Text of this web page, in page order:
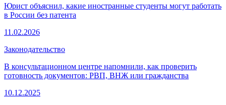
Юрист объяснил, какие иностранные студенты могут работать
в России без патента
11.02.2026
Законодательство
В консультационном центре напомнили, как проверить
готовность документов: РВП, ВНЖ или гражданства
10.12.2025